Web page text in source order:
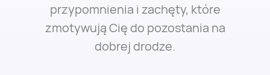
przypomnienia i zachęty, które
zmotywują Cię do pozostania na
dobrej drodze.